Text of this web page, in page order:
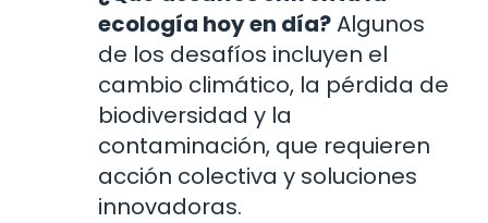
ecología hoy en día?Algunos
de los desafíos incluyen el
cambio climático, la pérdida de
biodiversidad y la
contaminación, que requieren
acción colectiva y soluciones
innovadoras.